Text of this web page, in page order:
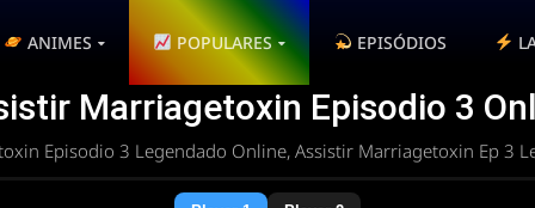
ANIMES POPULARES EPISÓDIOS
Marriagetoxin Episodio 3
Episodio 3 Legendado Online, Assistir Marriagetoxin Ep 3